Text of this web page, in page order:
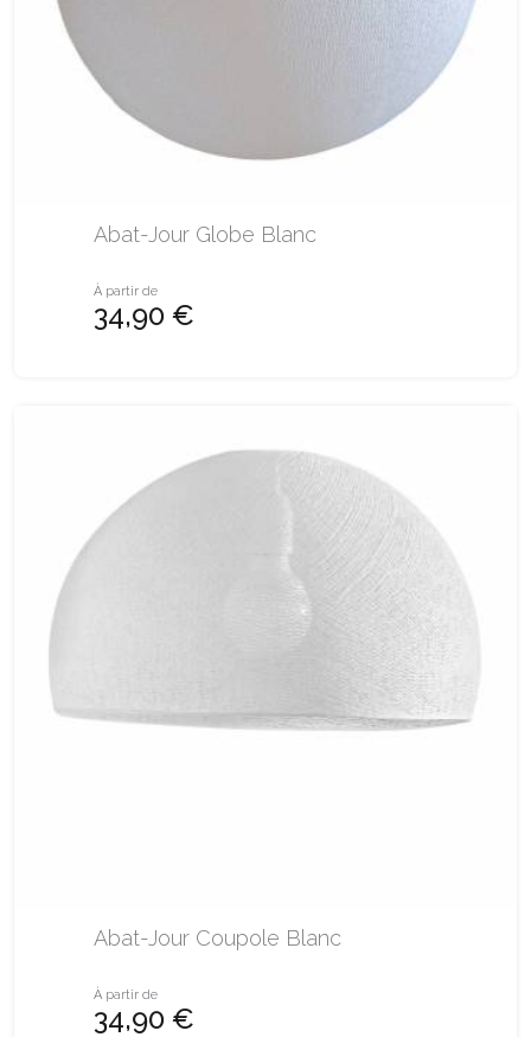
Abat-Jour Globe Blanc
À partir de
34,90 €
Abat-Jour Coupole Blanc
À partir de
34,90 €